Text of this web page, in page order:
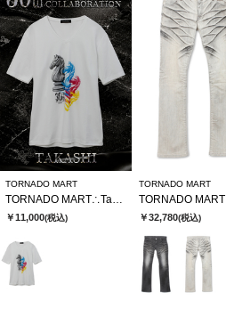
TORNADO MART
TORNADO MART∴TakashixTMコラボTシャツ
￥11,000(税込)
TORNADO MART
￥32,780(税込)